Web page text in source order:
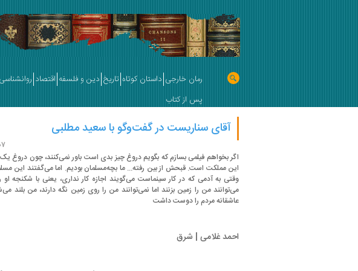
رمان خارجی داستان کوتاه تاریخ دین و فلسفه اقتصاد روانشناسی
پس از کتاب
آقای سناریست در گفت‌وگو با سعید مطلبی
07
اگر بخواهم فیلمی بسازم که بگویم دروغ چیز بدی است باور نمی‌کنند، چون دروغ
این مملکت است. قبحش از بین رفته... ما بچه‌مسلمان بودیم. اما می‌گفتند این
وقتی به آدمی که در کار سینماست می‌گویند اجازه کار نداری، یعنی با شکنجه
می‌توانند من را زمین بزنند اما نمی‌توانند من را روی زمین نگه دارند، من بلند
عاشقانه مردم را دوست داشت
احمد غلامی | شرق